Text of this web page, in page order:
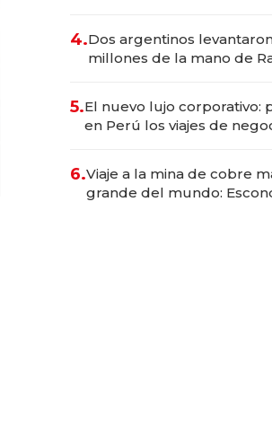
deportivo y el cuidado
4.Dos argentinos levantaron
millones de la mano de
5.El nuevo lujo corporativo:
en Perú los viajes de
6.Viaje a la mina de cobre
grande del mundo: